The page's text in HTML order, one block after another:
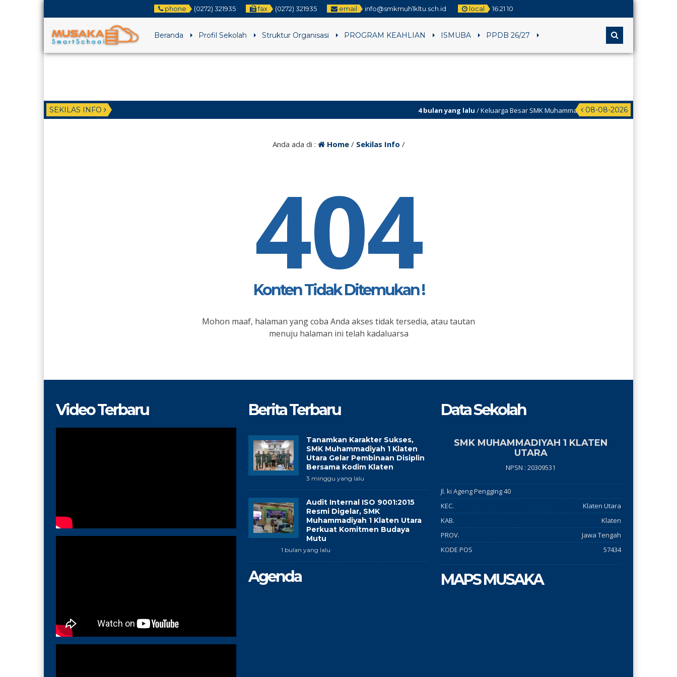
phone (0272) 321935 fax (0272) 321935 email info@smkmuh1kltu.sch.id local 16:21 10
Beranda Profil Sekolah Struktur Organisasi PROGRAM KEAHLIAN ISMUBA PPDB 26/27
SEKILAS INFO 08-08-2026
4 bulan yang lalu/ Keluarga Besar SMK Muhammadiyah 1 Klaten Utara mengucapkan
Anda ada di : Home/ Sekilas Info /
404
Konten Tidak Ditemukan !
Mohon maaf, halaman yang coba Anda akses tidak tersedia, atau tautan
menuju halaman ini telah kadaluarsa
Video Terbaru Berita Terbaru
Tanamkan Karakter Sukses,
SMK Muhammadiyah 1 Klaten
Utara Gelar Pembinaan Disiplin
Bersama Kodim Klaten
3 minggu yang lalu
Audit Internal ISO 9001:2015
Resmi Digelar, SMK
Muhammadiyah 1 Klaten Utara
Perkuat Komitmen Budaya
Mutu
1 bulan yang lalu
Agenda
Data Sekolah
SMK MUHAMMADIYAH 1 KLATEN
UTARA
NPSN : 20309531
Jl. ki Ageng Pengging 40
KEC.
Klaten Utara
KAB.
Klaten
PROV.
Jawa Tengah
KODE POS
57434
MAPS MUSAKA